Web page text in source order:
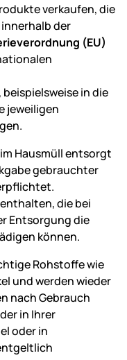
verkaufen, die
der
(EU)
beispielsweise in die
jeweiligen
Hausmüll entsorgt
gebrauchter
die bei
Entsorgung die
können.
Rohstoffe wie
und werden wieder
nach Gebrauch
in Ihrer
oder in